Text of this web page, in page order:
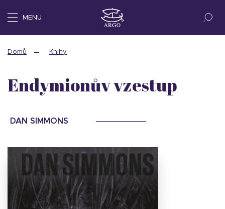
MENU
Domů Knihy
Endymionův vzestup
DAN SIMMONS